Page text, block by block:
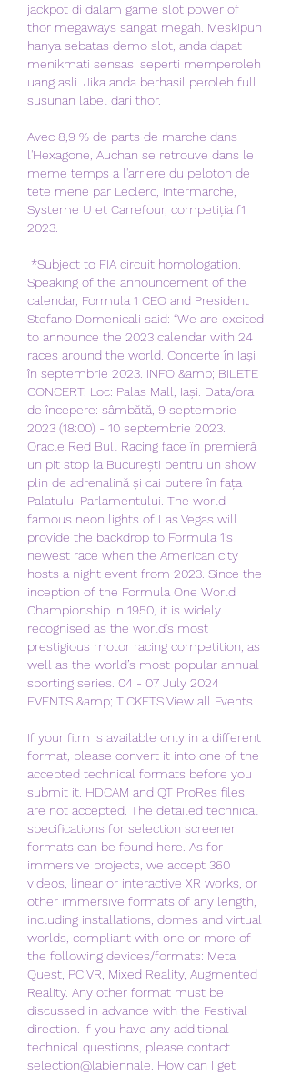
jackpot di dalam game slot power of
thor megaways sangat megah. Meskipun
hanya sebatas demo slot, anda dapat
menikmati sensasi seperti memperoleh
uang asli. Jika anda berhasil peroleh full
susunan label dari thor.
Avec 8,9 % de parts de marche dans
l'Hexagone, Auchan se retrouve dans le
meme temps a l'arriere du peloton de
tete mene par Leclerc, Intermarche,
Systeme U et Carrefour, competiția f1
2023.
Speaking of the announcement of the
calendar, Formula 1 CEO and President
Stefano Domenicali said: “We are excited
to announce the 2023 calendar with 24
races around the world. Concerte în Iași
în septembrie 2023. INFO &amp; BILETE
CONCERT. Loc: Palas Mall, Iași. Data/ora
de începere: sâmbătă, 9 septembrie
2023 (18:00) - 10 septembrie 2023.
Oracle Red Bull Racing face în premieră
un pit stop la București pentru un show
plin de adrenalină și cai putere în fața
Palatului Parlamentului. The world-
famous neon lights of Las Vegas will
provide the backdrop to Formula 1’s
newest race when the American city
hosts a night event from 2023. Since the
inception of the Formula One World
Championship in 1950, it is widely
recognised as the world’s most
prestigious motor racing competition, as
well as the world’s most popular annual
sporting series. 04 - 07 July 2024
EVENTS &amp; TICKETS View all Events.
If your film is available only in a different
format, please convert it into one of the
accepted technical formats before you
submit it. HDCAM and QT ProRes files
are not accepted. The detailed technical
specifications for selection screener
formats can be found here. As for
immersive projects, we accept 360
videos, linear or interactive XR works, or
other immersive formats of any length,
including installations, domes and virtual
worlds, compliant with one or more of
the following devices/formats: Meta
Quest, PC VR, Mixed Reality, Augmented
Reality. Any other format must be
discussed in advance with the Festival
direction. If you have any additional
technical questions, please contact
selection@labiennale. How can I get